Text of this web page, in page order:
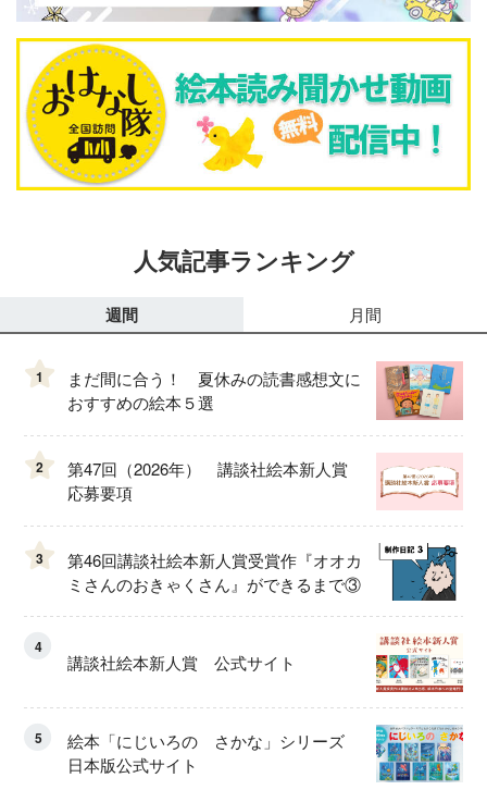
人気記事ランキング
週間 月間
1
まだ間に合う！ 夏休みの読書感想文に
おすすめの絵本５選
2
第47回（2026年） 講談社絵本新人賞
応募要項
3
第46回講談社絵本新人賞受賞作『オオカ
ミさんのおきゃくさん』ができるまで③
4
講談社絵本新人賞 公式サイト
5
絵本「にじいろの さかな」シリーズ
日本版公式サイト